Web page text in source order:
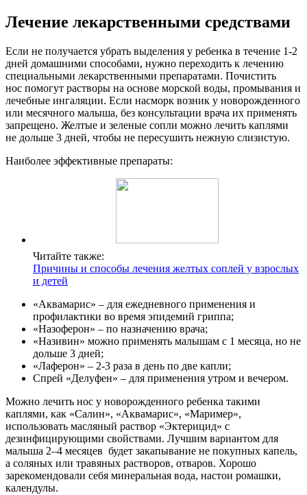
Лечение лекарственными средствами
Если не получается убрать выделения у ребенка в течение 1-2
дней домашними способами, нужно переходить к лечению
специальными лекарственными препаратами. Почистить
нос помогут растворы на основе морской воды, промывания и
лечебные ингаляции. Если насморк возник у новорожденного
или месячного малыша, без консультации врача их применять
запрещено. Желтые и зеленые сопли можно лечить каплями
не дольше 3 дней, чтобы не пересушить нежную слизистую.
Наиболее эффективные препараты:
Читайте также:
Причины и способы лечения желтых соплей у взрослых
и детей
«Аквамарис» – для ежедневного применения и
профилактики во время эпидемий гриппа;
«Назоферон» – по назначению врача;
«Називин» можно применять малышам с 1 месяца, но не
дольше 3 дней;
«Лаферон» – 2-3 раза в день по две капли;
Спрей «Делуфен» – для применения утром и вечером.
Можно лечить нос у новорожденного ребенка такими
каплями, как «Салин», «Аквамарис», «Маример»,
использовать масляный раствор «Эктерицид» с
дезинфицирующими свойствами. Лучшим вариантом для
малыша 2–4 месяцев будет закапывание не покупных капель,
а соляных или травяных растворов, отваров. Хорошо
зарекомендовали себя минеральная вода, настои ромашки,
календулы.